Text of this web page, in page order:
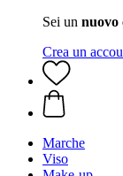
Sei un nuovo
Crea un
Marche
Viso